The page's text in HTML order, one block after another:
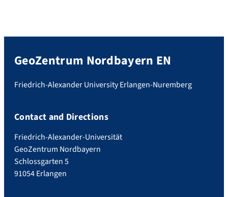
GeoZentrum Nordbayern EN
Friedrich-Alexander University Erlangen-Nuremberg
Contact and Directions
Friedrich-Alexander-Universität
GeoZentrum Nordbayern
Schlossgarten 5
91054 Erlangen